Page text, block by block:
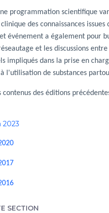
programmation scientifique
des connaissances issues
événement a également pour
et les discussions entre
impliqués dans la prise en
l'utilisation de substances
contenus des éditions
2023
SECTION